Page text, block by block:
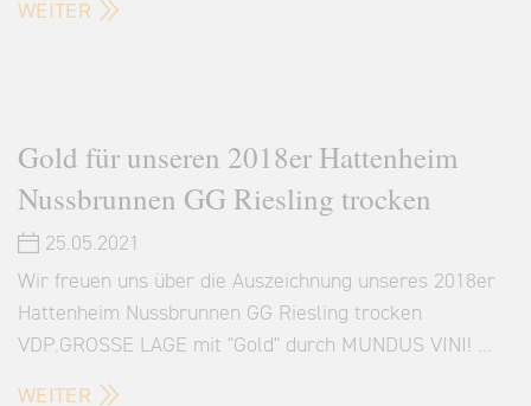
WEITER
Gold für unseren 2018er Hattenheim
Nussbrunnen GG Riesling trocken
25.05.2021
Wir freuen uns über die Auszeichnung unseres 2018er
Hattenheim Nussbrunnen GG Riesling trocken
VDP.GROSSE LAGE mit "Gold" durch MUNDUS VINI! …
WEITER